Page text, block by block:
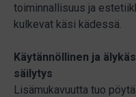
toiminnallisuus ja
kulkevat käsi kädessä.
Käytännöllinen ja älykäs
säilytys
Lisämukavuutta tuo